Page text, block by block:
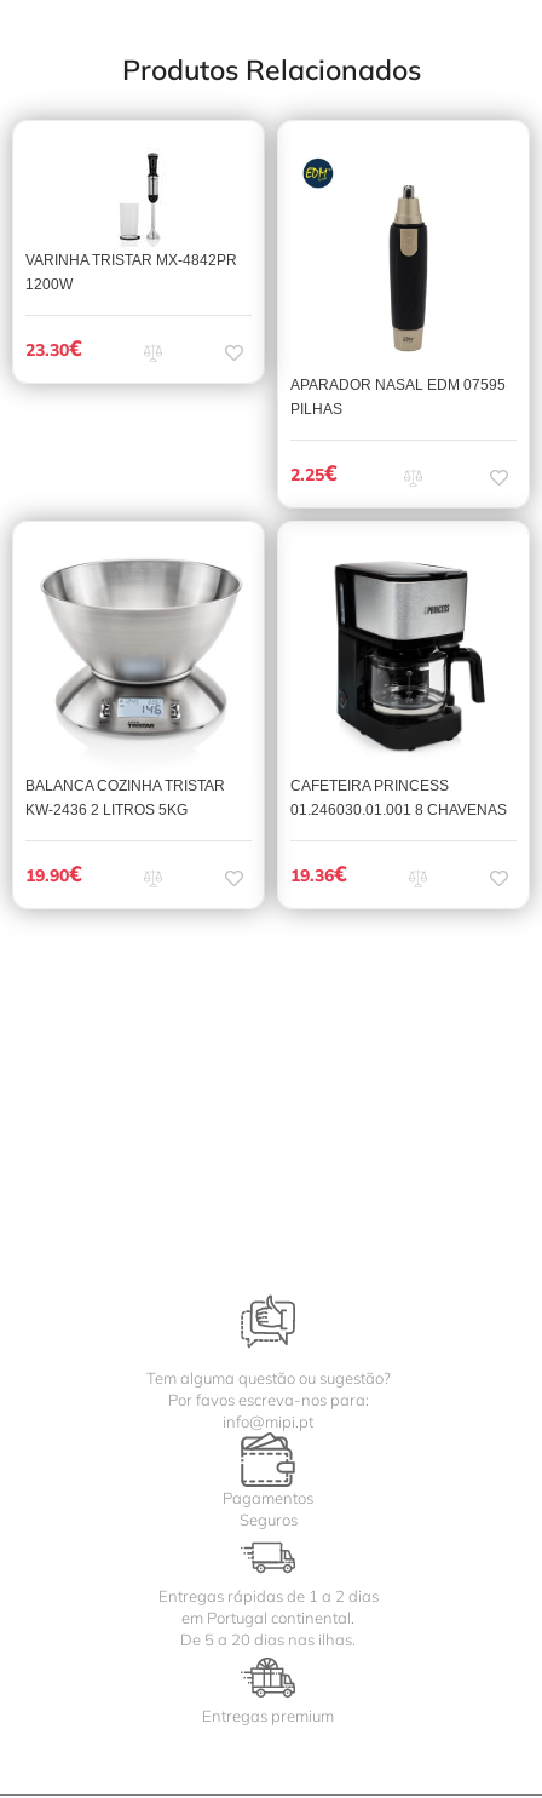
Produtos Relacionados
VARINHA TRISTAR MX-4842PR
1200W
23.30€
APARADOR NASAL EDM 07595
PILHAS
2.25€
BALANCA COZINHA TRISTAR
KW-2436 2 LITROS 5KG
19.90€
CAFETEIRA PRINCESS
01.246030.01.001 8 CHAVENAS
19.36€
Tem alguma questão ou sugestão?
Por favos escreva-nos para:
info@mipi.pt
Pagamentos
Seguros
Entregas rápidas de 1 a 2 dias
em Portugal continental.
De 5 a 20 dias nas ilhas.
Entregas premium